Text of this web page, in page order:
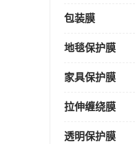
包装膜
地毯保护膜
家具保护膜
拉伸缠绕膜
透明保护膜